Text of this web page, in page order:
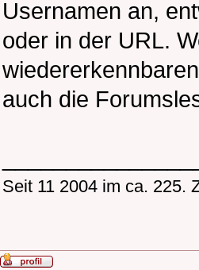
Usernamen an,
oder in der URL.
auch die
Seit 11 2004 im ca. 225.